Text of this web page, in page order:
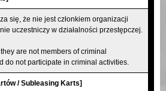
się, że nie jest członkiem organizacji
uczestniczy w działalności przestępczej.
are not members of criminal
do not participate in criminal activities.
/ Subleasing Karts]